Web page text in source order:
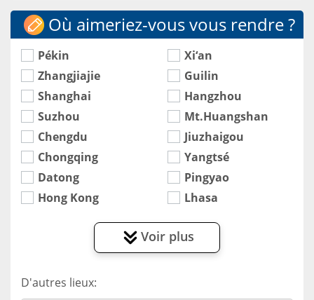
Où aimeriez-vous vous rendre ?
Pékin
Xi‘an
Zhangjiajie
Guilin
Shanghai
Hangzhou
Suzhou
Mt.Huangshan
Chengdu
Jiuzhaigou
Chongqing
Yangtsé
Datong
Pingyao
Hong Kong
Lhasa
Voir plus
D'autres lieux: